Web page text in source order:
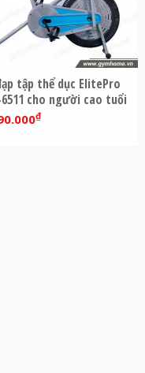
tập thể dục ElitePro
cho người cao tuổi
₫